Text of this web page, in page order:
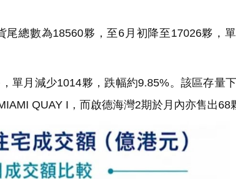
總數為18560夥，至6月初降至17026夥，
單月減少1014夥，跌幅約9.85%。該區存量
QUAY I，而啟德海灣2期於月內亦售出68